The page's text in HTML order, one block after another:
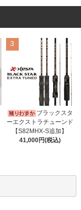
3
ブラックスタ
ーエクストラチューンド
【S82MHX-S追加】
41,000円(税込)